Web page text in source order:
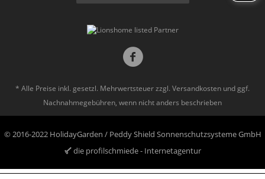
* Alle Preise inkl. gesetzl. Mehrwertsteuer zzgl. Versandkosten und ggf.
Nachnahmegebühren, wenn nicht anders beschrieben
© 2016-2022 HolidayGarden / Peddy Shield Sonnenschutzsysteme GmbH
die profilschmiede - Internetagentur